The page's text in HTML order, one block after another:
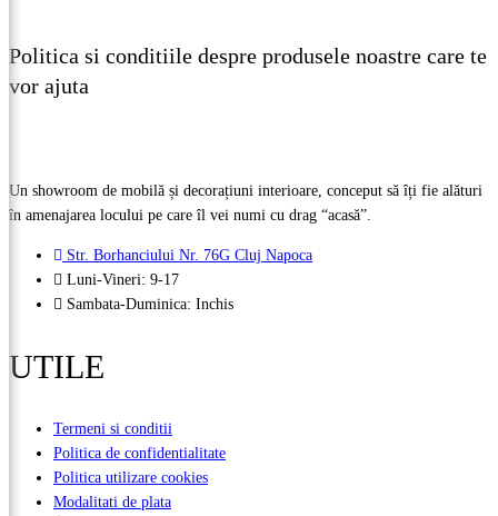
Politica si conditiile despre produsele noastre care te
vor ajuta
Un showroom de mobilă și decorațiuni interioare, conceput să îți fie alături
în amenajarea locului pe care îl vei numi cu drag “acasă”.
Str. Borhanciului Nr. 76G Cluj Napoca
Luni-Vineri: 9-17
Sambata-Duminica: Inchis
UTILE
Termeni si conditii
Politica de confidentialitate
Politica utilizare cookies
Modalitati de plata